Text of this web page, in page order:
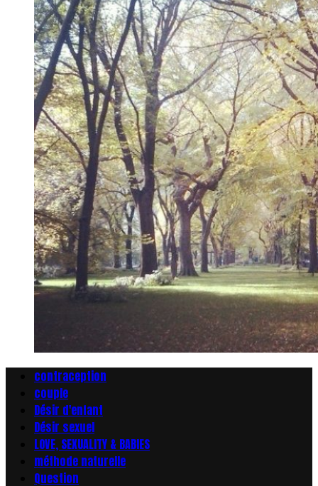
contraception
couple
Désir d'enfant
Désir sexuel
LOVE, SEXUALITY & BABIES
méthode naturelle
Question